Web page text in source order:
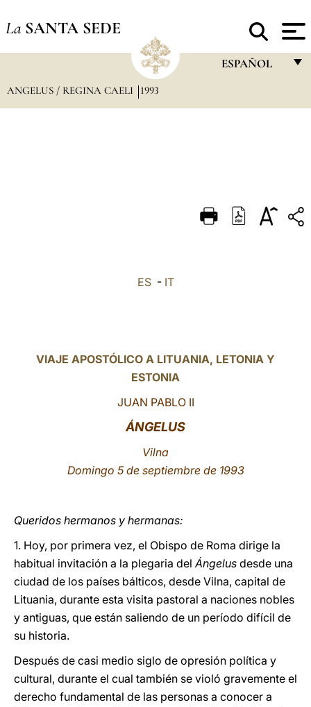
La SANTA SEDE
ESPAÑOL
DEUTSCH
ANGELUS / REGINA CAELI 1993
ES- IT
VIAJE APOSTÓLICO A LITUANIA, LETONIA Y
ESTONIA
JUAN PABLO II
ÁNGELUS
Vilna
Domingo 5 de septiembre de 1993
Queridos hermanos y hermanas:
1. Hoy, por primera vez, el Obispo de Roma dirige la
habitual invitación a la plegaria delÁngelus desde una
ciudad de los países bálticos, desde Vilna, capital de
Lituania, durante esta visita pastoral a naciones nobles
y antiguas, que están saliendo de un período difícil de
su historia.
Después de casi medio siglo de opresión política y
cultural, durante el cual también se violó gravemente el
derecho fundamental de las personas a conocer a